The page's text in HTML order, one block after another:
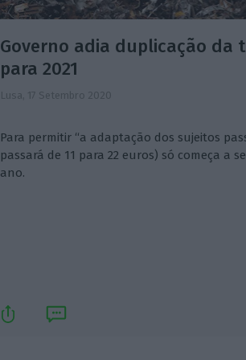
Governo adia duplicação da
para 2021
Lusa, 17 Setembro 2020
Para permitir “a adaptação dos sujeitos
passará de 11 para 22 euros) só começa a
ano.